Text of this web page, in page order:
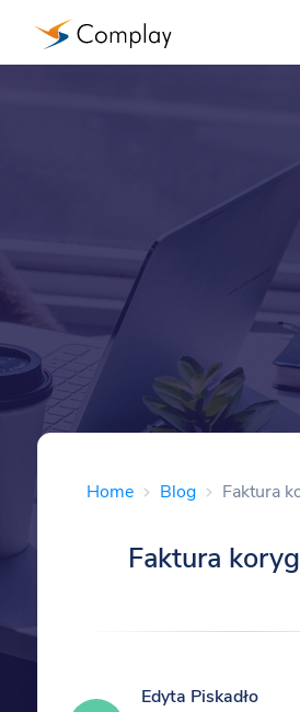
Home Blog Faktura
Faktura
Edyta Piskadło